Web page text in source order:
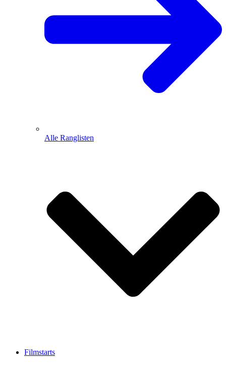
Alle Ranglisten
Filmstarts